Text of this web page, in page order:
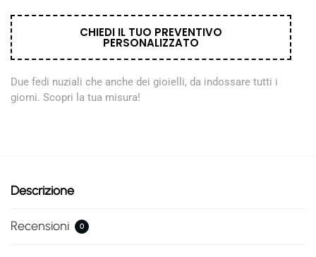
CHIEDI IL TUO PREVENTIVO
PERSONALIZZATO
Due fedi nuziali che anche dei gioielli, da indossare tutti i
giorni. Scopri la tua misura!
Descrizione
Recensioni 0